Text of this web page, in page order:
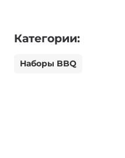
Категории:
Наборы BBQ